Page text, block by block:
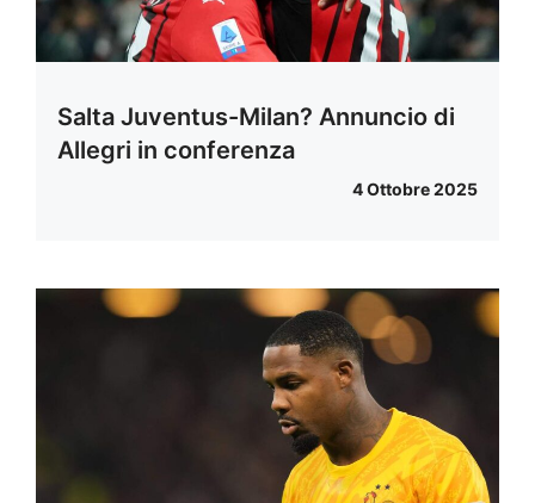
Salta Juventus-Milan? Annuncio di
Allegri in conferenza
4 Ottobre 2025